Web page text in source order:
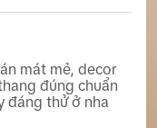
mát mẻ, decor
đúng chuẩn
đáng thử ở nha